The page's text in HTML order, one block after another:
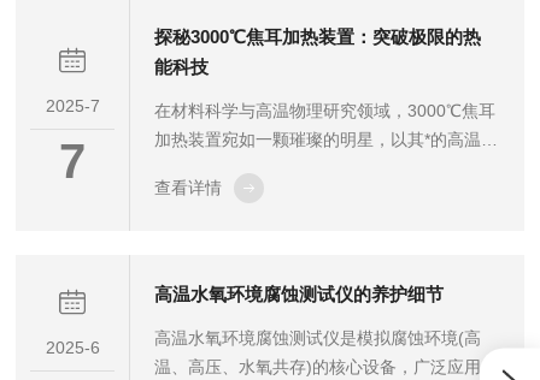
优化成为行业绿色转型的关键环节。​一、碳排
放源解析：从能源消耗到工艺逸散钟罩炉的碳
为燃料时，燃烧产生CO₂(每立方米天然气约排
放2kgCO₂)；若采用煤炭，排放强度更高；2.​
2025-7
7
探秘3000℃焦耳加热装置：突破极限的热
能科技
在材料科学与高温物理研究领域，3000℃焦耳
加热装置宛如一颗璀璨的明星，以其*的高温制
路径，成为推动现代科技迈向更高温度领域的
定律：Q=I^Rt。当电流（I）通过具有一定电阻
会以热能的形式释放出来。要实现高达3000℃
的超高温，装置在设计与选材上需。首先，选
查看详情
2025-6
高温水氧环境腐蚀测试仪的养护细节
高温水氧环境腐蚀测试仪是模拟腐蚀环境(高
温、高压、水氧共存)的核心设备，广泛应用于